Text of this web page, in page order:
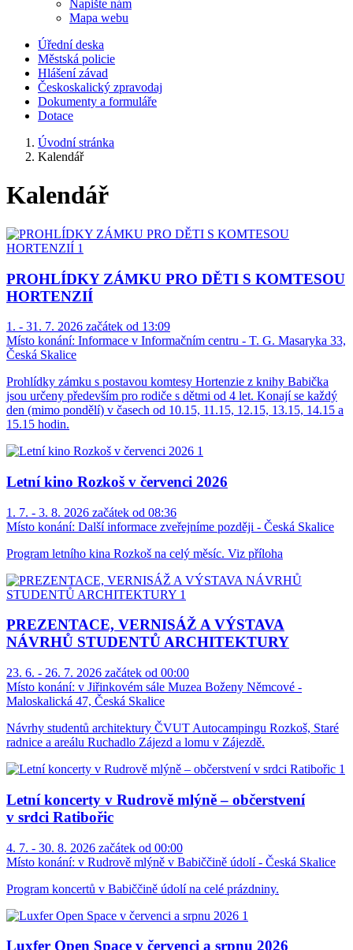
Napište nám
Mapa webu
Úřední deska
Městská policie
Hlášení závad
Českoskalický zpravodaj
Dokumenty a formuláře
Dotace
Úvodní stránka
Kalendář
Kalendář
PROHLÍDKY ZÁMKU PRO DĚTI S KOMTESOU
HORTENZIÍ
1. - 31. 7. 2026 začátek od 13:09
Místo konání: Informace v Informačním centru - T. G. Masaryka 33,
Česká Skalice
Prohlídky zámku s postavou komtesy Hortenzie z knihy Babička
jsou určeny především pro rodiče s dětmi od 4 let. Konají se každý
den (mimo pondělí) v časech od 10.15, 11.15, 12.15, 13.15, 14.15 a
15.15 hodin.
Letní kino Rozkoš v červenci 2026
1. 7. - 3. 8. 2026 začátek od 08:36
Místo konání: Další informace zveřejníme později - Česká Skalice
Program letního kina Rozkoš na celý měsíc. Viz příloha
PREZENTACE, VERNISÁŽ A VÝSTAVA
NÁVRHŮ STUDENTŮ ARCHITEKTURY
23. 6. - 26. 7. 2026 začátek od 00:00
Místo konání: v Jiřinkovém sále Muzea Boženy Němcové -
Maloskalická 47, Česká Skalice
Návrhy studentů architektury ČVUT Autocampingu Rozkoš, Staré
radnice a areálu Ruchadlo Zájezd a lomu v Zájezdě.
Letní koncerty v Rudrově mlýně – občerstvení
v srdci Ratibořic
4. 7. - 30. 8. 2026 začátek od 00:00
Místo konání: v Rudrově mlýně v Babiččině údolí - Česká Skalice
Program koncertů v Babiččině údolí na celé prázdniny.
Luxfer Open Space v červenci a srpnu 2026